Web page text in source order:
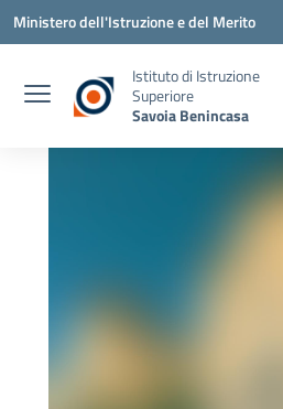
Vai ai contenuti
Vai al menu di navigazione
Vai al footer
Ministero dell'Istruzione e del Merito
Istituto di Istruzione
Superiore
Savoia Benincasa